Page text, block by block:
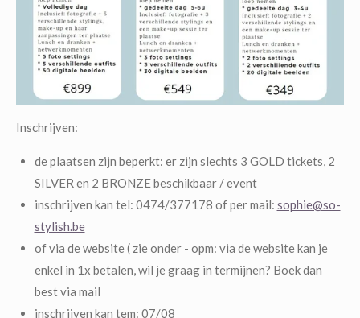
Inschrijven:
de plaatsen zijn beperkt: er zijn slechts 3 GOLD tickets, 2
SILVER en 2 BRONZE beschikbaar / event
inschrijven kan tel: 0474/377178 of per mail: sophie@so-
stylish.be
of via de website ( zie onder - opm: via de website kan je
enkel in 1x betalen, wil je graag in termijnen? Boek dan
best via mail
inschrijven kan tem: 07/08